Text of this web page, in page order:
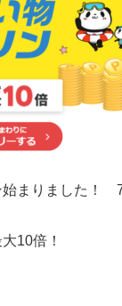
始まりました！
10倍！